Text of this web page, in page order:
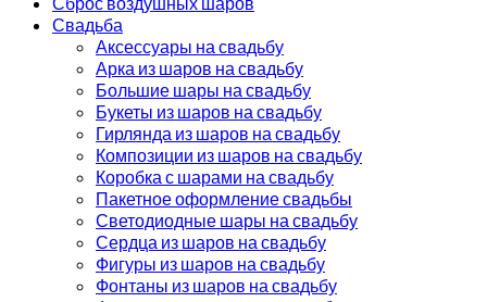
Свадьба
Аксессуары на свадьбу
Арка из шаров на свадьбу
Большие шары на свадьбу
Букеты из шаров на свадьбу
Гирлянда из шаров на свадьбу
Композиции из шаров на свадьбу
Коробка с шарами на свадьбу
Пакетное оформление свадьбы
Светодиодные шары на свадьбу
Сердца из шаров на свадьбу
Фигуры из шаров на свадьбу
Фонтаны из шаров на свадьбу